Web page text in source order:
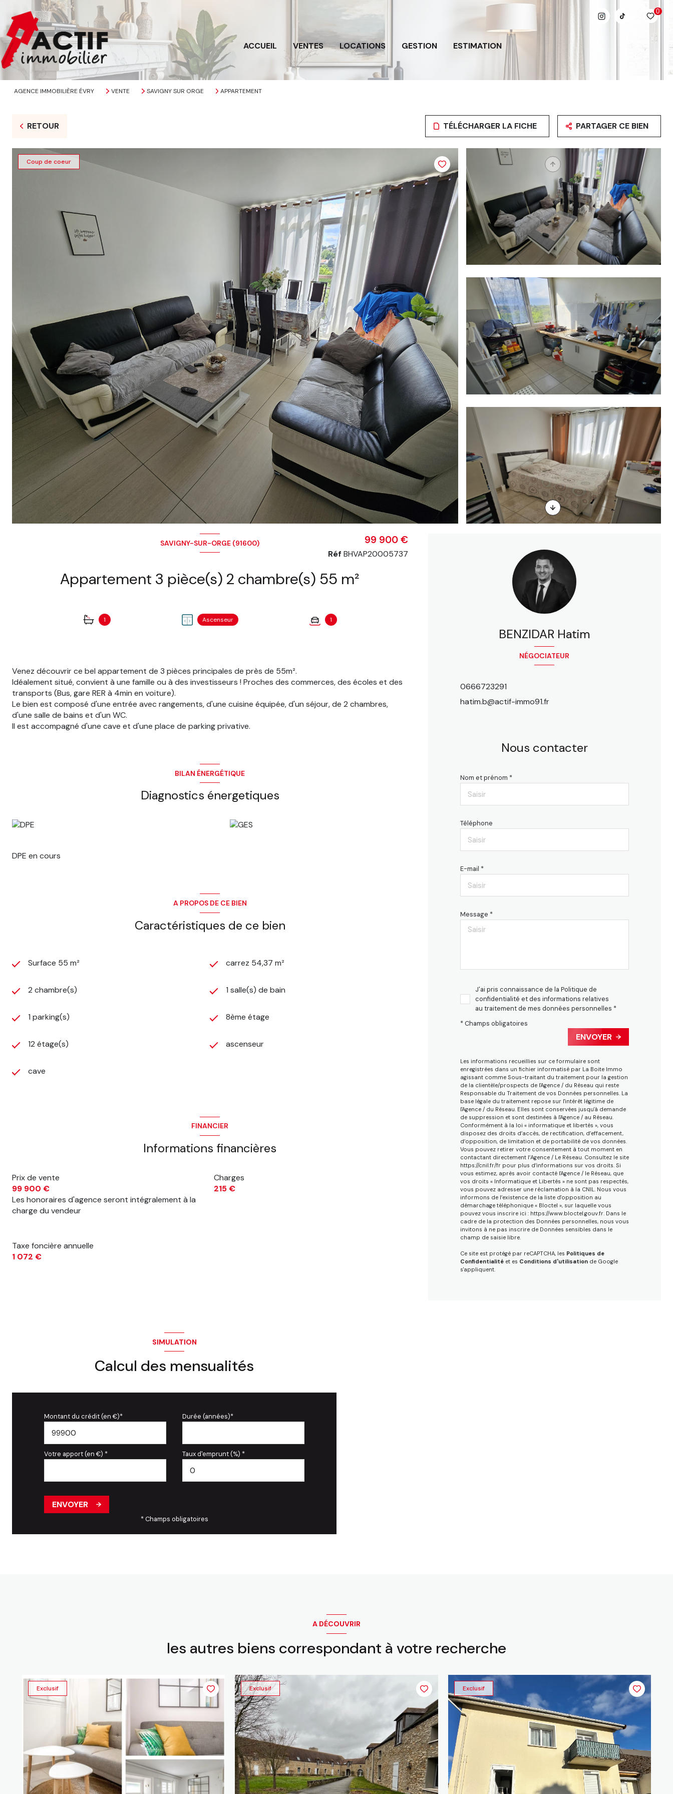
0
ACCUEIL VENTES LOCATIONS GESTION ESTIMATION
AGENCE IMMOBILIÈRE ÉVRY VENTE SAVIGNY SUR ORGE APPARTEMENT
RETOUR TÉLÉCHARGER LA FICHE PARTAGER CE BIEN
Coup de coeur
SAVIGNY-SUR-ORGE (91600)
Appartement 3 pièce(s) 2 chambre(s) 55 m²
1 Ascenseur 1
99 900 €
Réf BHVAP20005737
Venez découvrir ce bel appartement de 3 pièces principales de près de 55m².
Idéalement situé, convient à une famille ou à des investisseurs ! Proches des commerces, des écoles et des
transports (Bus, gare RER à 4min en voiture).
Le bien est composé d'une entrée avec rangements, d'une cuisine équipée, d'un séjour, de 2 chambres,
d'une salle de bains et d'un WC.
Il est accompagné d'une cave et d'une place de parking privative.
BILAN ÉNERGÉTIQUE
Diagnostics énergetiques
DPE en cours
A PROPOS DE CE BIEN
Caractéristiques de ce bien
Surface 55 m² carrez 54,37 m²
2 chambre(s) 1 salle(s) de bain
1 parking(s) 8ème étage
12 étage(s) ascenseur
cave
FINANCIER
Informations financières
Prix de vente
99 900 €
Les honoraires d'agence seront intégralement à la
charge du vendeur
Charges
215 €
Taxe foncière annuelle
1 072 €
NÉGOCIATEUR
BENZIDAR Hatim
0666723291
hatim.b@actif-immo91.fr
Nous contacter
Nom et prénom *
Téléphone
E-mail *
Message *
J'ai pris connaissance de la Politique de
confidentialité et des informations relatives
au traitement de mes données personnelles *
* Champs obligatoires
ENVOYER
Les informations recueillies sur ce formulaire sont
enregistrées dans un fichier informatisé par La Boite Immo
agissant comme Sous-traitant du traitement pour la gestion
de la clientèle/prospects de l'Agence / du Réseau qui reste
Responsable du Traitement de vos Données personnelles. La
base légale du traitement repose sur l'intérêt légitime de
l'Agence / du Réseau. Elles sont conservées jusqu'à demande
de suppression et sont destinées à l'Agence / au Réseau.
Conformément à la loi « informatique et libertés », vous
disposez des droits d’accès, de rectification, d’effacement,
d’opposition, de limitation et de portabilité de vos données.
Vous pouvez retirer votre consentement à tout moment en
contactant directement l’Agence / Le Réseau. Consultez le site
https://cnil.fr/frpour plus d’informations sur vos droits. Si
vous estimez, après avoir contacté l'Agence / le Réseau, que
vos droits « Informatique et Libertés » ne sont pas respectés,
vous pouvez adresser une réclamation à la CNIL. Nous vous
informons de l’existence de la liste d'opposition au
démarchage téléphonique « Bloctel », sur laquelle vous
pouvez vous inscrire ici : https://www.bloctel.gouv.fr. Dans le
cadre de la protection des Données personnelles, nous vous
invitons à ne pas inscrire de Données sensibles dans le
champ de saisie libre.
Ce site est protégé par reCAPTCHA, les Politiques de
Confidentialitéet es Conditions d'utilisationde Google
s'appliquent.
SIMULATION
Calcul des mensualités
Montant du crédit (en €)* Durée (années)*
Votre apport (en €) * Taux d'emprunt (%) *
ENVOYER
* Champs obligatoires
A DÉCOUVRIR
les autres biens correspondant à votre recherche
Exclusif Exclusif Exclusif